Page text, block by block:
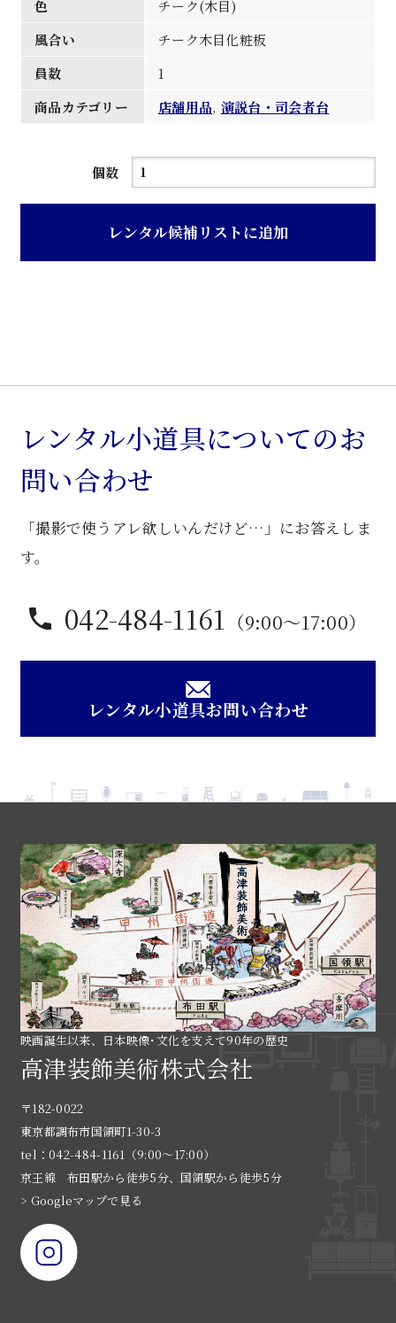
色
チーク(木目)
風合い
チーク木目化粧板
員数
1
商品カテゴリー
店舗用品, 演説台・司会者台
個数
チ
木
演
説
台
レンタル候補リストに追加
レンタル小道具についてのお
問い合わせ
「撮影で使うアレ欲しいんだけど…」にお答えしま
す。
042-484-1161 （9:00〜17:00）
レンタル小道具お問い合わせ
映画誕生以来、日本映像･文化を支えて90年の歴史
高津装飾美術株式会社
〒182-0022
東京都調布市国領町1-30-3
tel：042-484-1161（9:00〜17:00）
京王線 布田駅から徒歩5分、国領駅から徒歩5分
> Googleマップで見る